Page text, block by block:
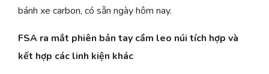
bánh xe carbon, có sẵn ngày hôm nay.
FSA ra mắt phiên bản tay cầm leo núi tích hợp và
kết hợp các linh kiện khác